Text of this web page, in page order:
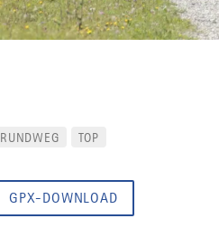
RUNDWEG TOP
GPX-DOWNLOAD